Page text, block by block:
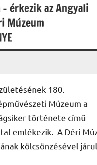
érkezik az Angyali
Múzeum
180.
Múzeum a
története című
emlékezik. A Déri
kölcsönzésével